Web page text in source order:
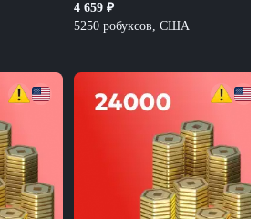
4 659 ₽
5250 робуксов, США